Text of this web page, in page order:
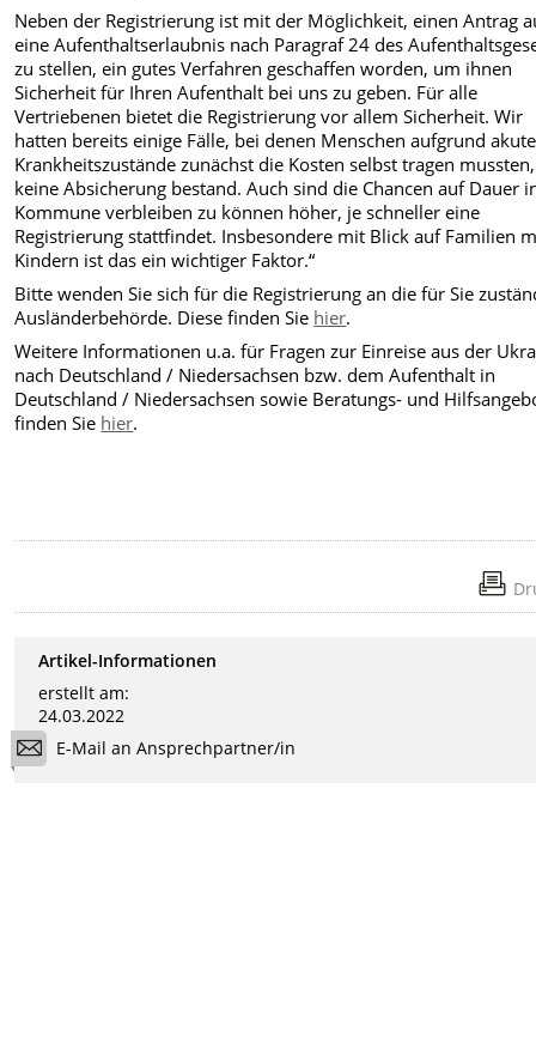
Neben der Registrierung ist mit der Möglichkeit, einen Antrag
eine Aufenthaltserlaubnis nach Paragraf 24 des
zu stellen, ein gutes Verfahren geschaffen worden, um ihnen
Sicherheit für Ihren Aufenthalt bei uns zu geben. Für alle
Vertriebenen bietet die Registrierung vor allem Sicherheit. Wir
hatten bereits einige Fälle, bei denen Menschen aufgrund
Krankheitszustände zunächst die Kosten selbst tragen
keine Absicherung bestand. Auch sind die Chancen auf Dauer
Kommune verbleiben zu können höher, je schneller eine
Registrierung stattfindet. Insbesondere mit Blick auf Familien
Kindern ist das ein wichtiger Faktor.“
Bitte wenden Sie sich für die Registrierung an die für Sie
Ausländerbehörde. Diese finden Sie hier.
Weitere Informationen u.a. für Fragen zur Einreise aus der
nach Deutschland / Niedersachsen bzw. dem Aufenthalt in
Deutschland / Niedersachsen sowie Beratungs- und
finden Sie hier.
Artikel-Informationen
erstellt am:
24.03.2022
E-Mail an Ansprechpartner/in